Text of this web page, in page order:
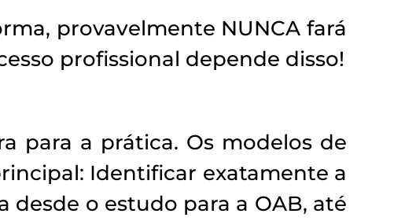
provavelmente NUNCA fará
profissional depende disso!
para a prática. Os modelos de
Identificar exatamente a
desde o estudo para a OAB, até